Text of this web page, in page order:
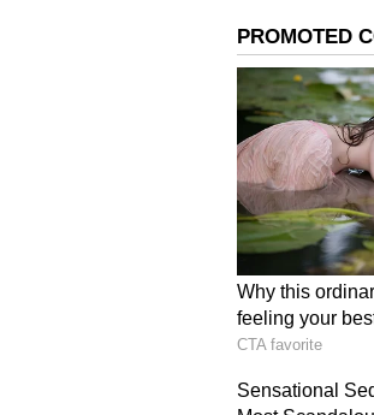
பரவியுள்ளது.
சிகிச்சை